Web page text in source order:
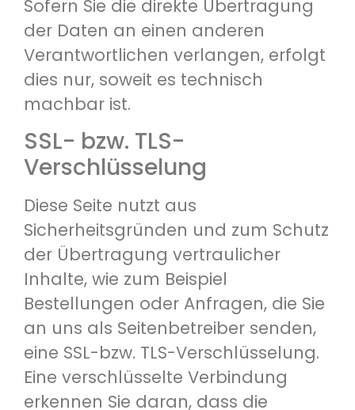
Sofern Sie die direkte Übertragung
der Daten an einen anderen
Verantwortlichen verlangen, erfolgt
dies nur, soweit es technisch
machbar ist.
SSL- bzw. TLS-
Verschlüsselung
Diese Seite nutzt aus
Sicherheitsgründen und zum Schutz
der Übertragung vertraulicher
Inhalte, wie zum Beispiel
Bestellungen oder Anfragen, die Sie
an uns als Seitenbetreiber senden,
eine SSL-bzw. TLS-Verschlüsselung.
Eine verschlüsselte Verbindung
erkennen Sie daran, dass die